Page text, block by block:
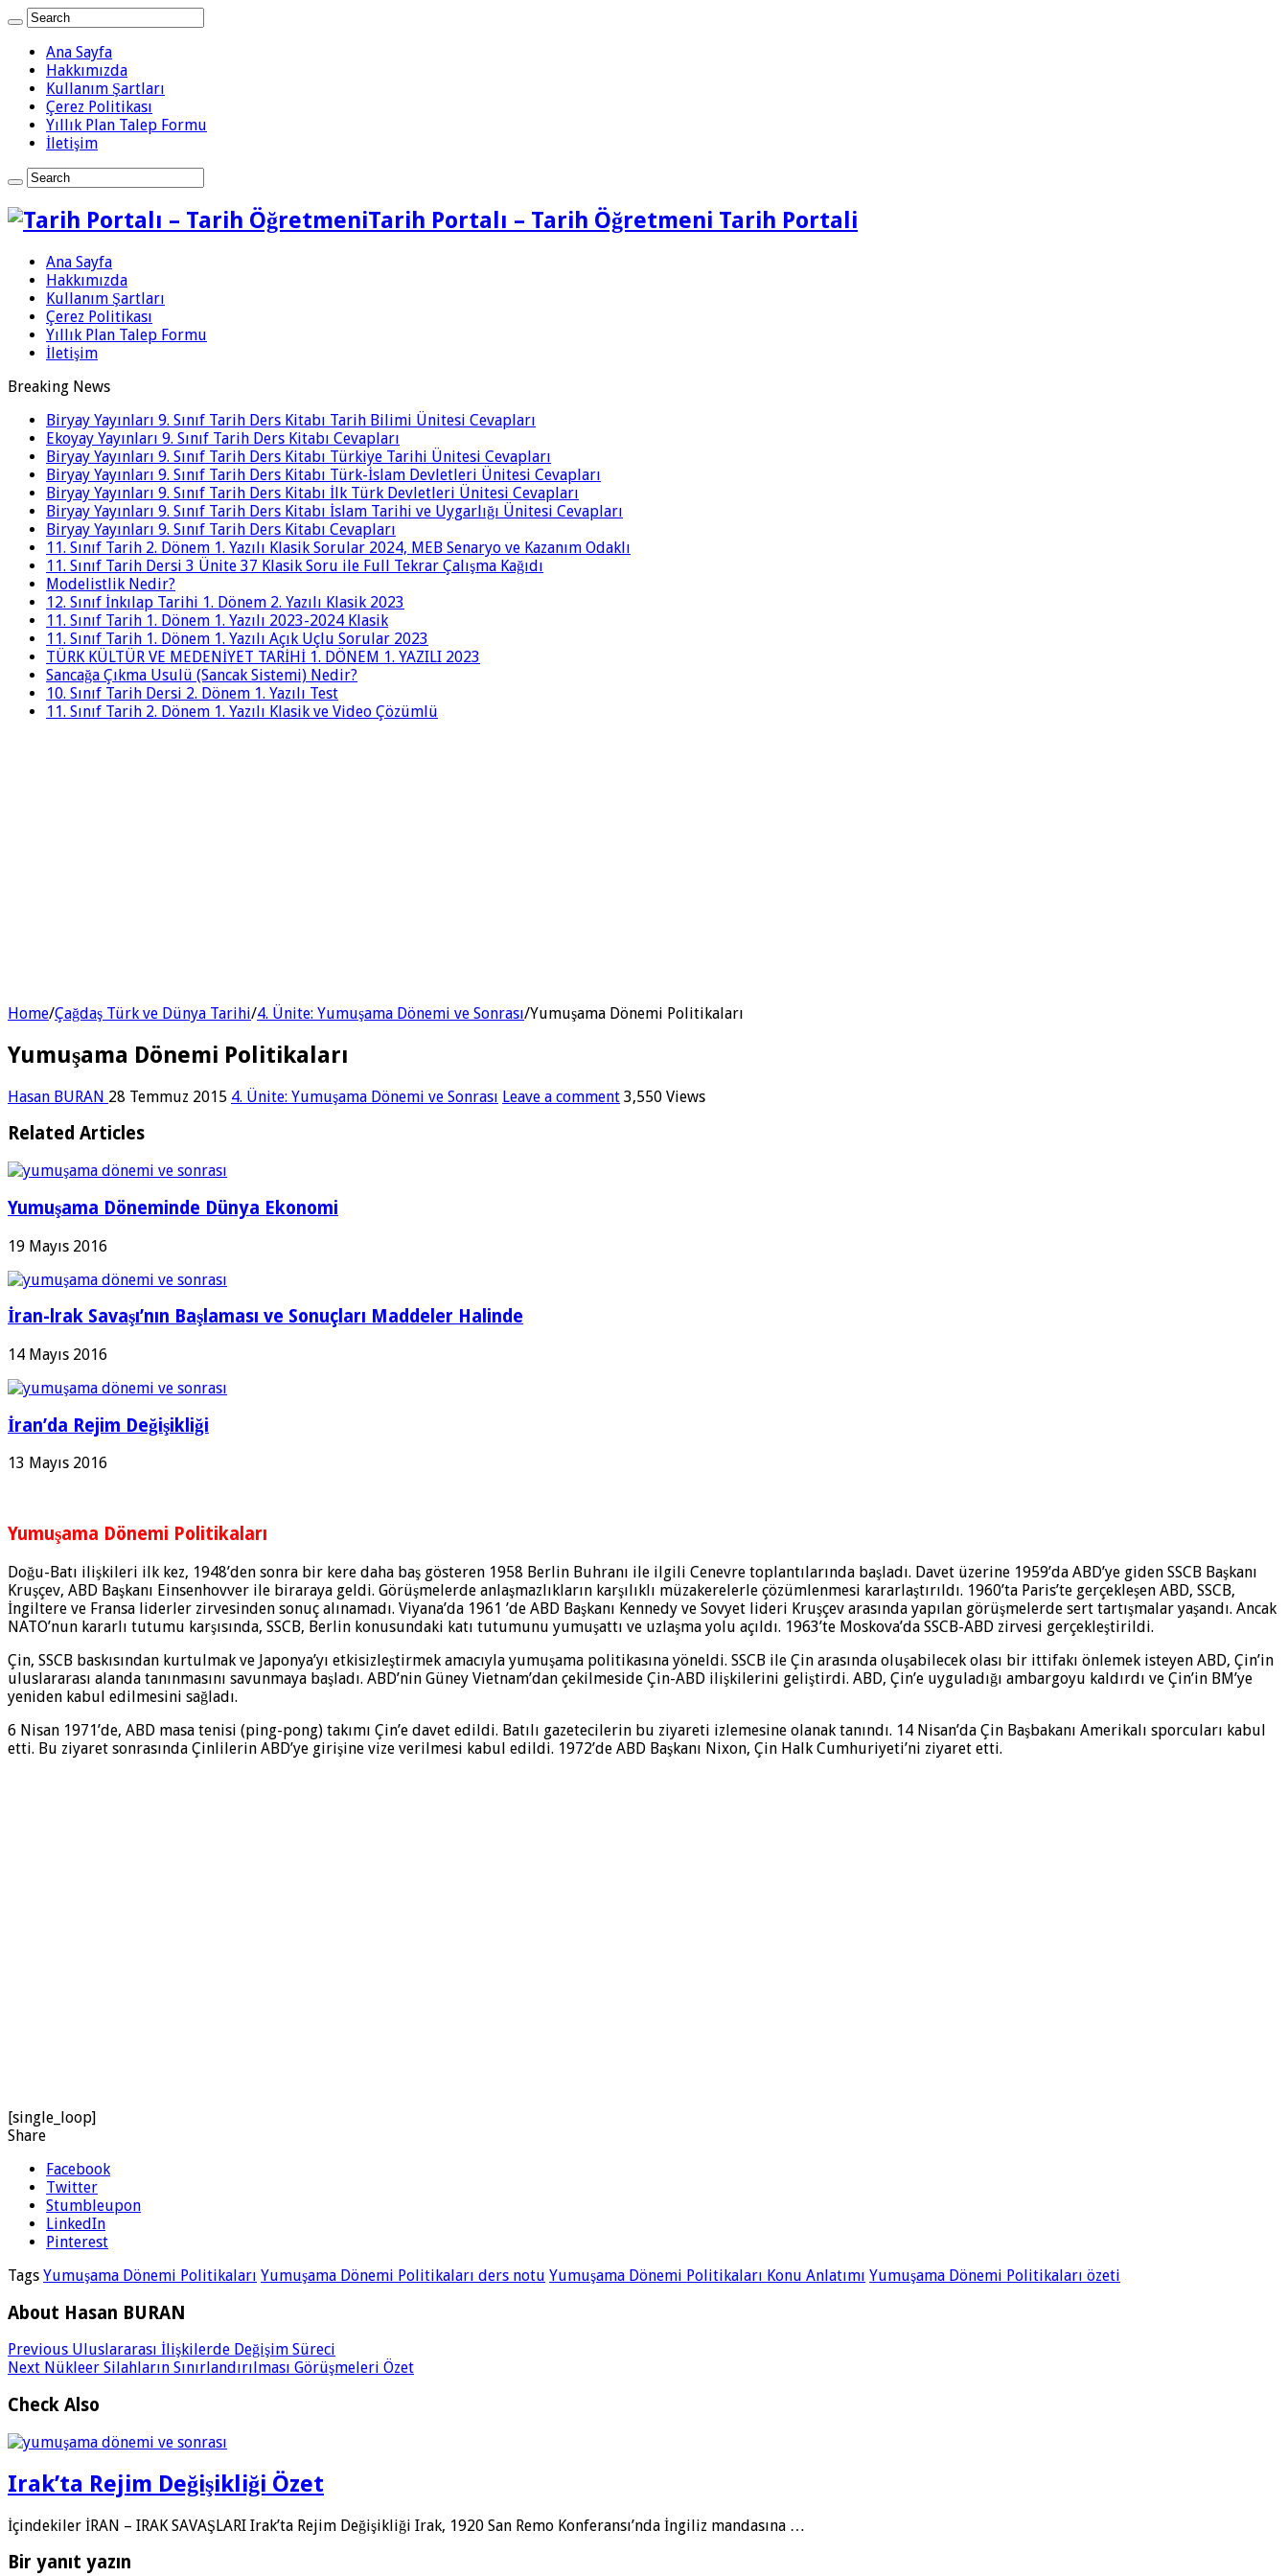
Ana Sayfa
Hakkımızda
Kullanım Şartları
Çerez Politikası
Yıllık Plan Talep Formu
İletişim
Tarih Portalı – Tarih Öğretmeni Tarih Portali
Ana Sayfa
Hakkımızda
Kullanım Şartları
Çerez Politikası
Yıllık Plan Talep Formu
İletişim
Breaking News
Biryay Yayınları 9. Sınıf Tarih Ders Kitabı Tarih Bilimi Ünitesi Cevapları
Ekoyay Yayınları 9. Sınıf Tarih Ders Kitabı Cevapları
Biryay Yayınları 9. Sınıf Tarih Ders Kitabı Türkiye Tarihi Ünitesi Cevapları
Biryay Yayınları 9. Sınıf Tarih Ders Kitabı Türk-İslam Devletleri Ünitesi Cevapları
Biryay Yayınları 9. Sınıf Tarih Ders Kitabı İlk Türk Devletleri Ünitesi Cevapları
Biryay Yayınları 9. Sınıf Tarih Ders Kitabı İslam Tarihi ve Uygarlığı Ünitesi Cevapları
Biryay Yayınları 9. Sınıf Tarih Ders Kitabı Cevapları
11. Sınıf Tarih 2. Dönem 1. Yazılı Klasik Sorular 2024, MEB Senaryo ve Kazanım Odaklı
11. Sınıf Tarih Dersi 3 Ünite 37 Klasik Soru ile Full Tekrar Çalışma Kağıdı
Modelistlik Nedir?
12. Sınıf İnkılap Tarihi 1. Dönem 2. Yazılı Klasik 2023
11. Sınıf Tarih 1. Dönem 1. Yazılı 2023-2024 Klasik
11. Sınıf Tarih 1. Dönem 1. Yazılı Açık Uçlu Sorular 2023
TÜRK KÜLTÜR VE MEDENİYET TARİHİ 1. DÖNEM 1. YAZILI 2023
Sancağa Çıkma Usulü (Sancak Sistemi) Nedir?
10. Sınıf Tarih Dersi 2. Dönem 1. Yazılı Test
11. Sınıf Tarih 2. Dönem 1. Yazılı Klasik ve Video Çözümlü
Home/Çağdaş Türk ve Dünya Tarihi/4. Ünite: Yumuşama Dönemi ve Sonrası/Yumuşama Dönemi Politikaları
Yumuşama Dönemi Politikaları
Hasan BURAN 28 Temmuz 2015 4. Ünite: Yumuşama Dönemi ve Sonrası Leave a comment 3,550 Views
Related Articles
Yumuşama Döneminde Dünya Ekonomi
19 Mayıs 2016
İran-lrak Savaşı’nın Başlaması ve Sonuçları Maddeler Halinde
14 Mayıs 2016
İran’da Rejim Değişikliği
13 Mayıs 2016
Yumuşama Dönemi Politikaları
Doğu-Batı ilişkileri ilk kez, 1948’den sonra bir kere daha baş gösteren 1958 Berlin Buhranı ile ilgili Ce­nevre toplantılarında başladı. Davet üzerine 1959’da ABD’ye giden SSCB Başkanı
Kruşçev, ABD Başkanı Einsenhovver ile biraraya geldi. Görüşmelerde anlaş­mazlıkların karşılıklı müzakerelerle çözümlenmesi ka­rarlaştırıldı. 1960’ta Paris’te gerçekleşen ABD, SSCB,
İngiltere ve Fransa liderler zirvesinden sonuç alınama­dı. Viyana’da 1961 ’de ABD Başkanı Kennedy ve Sov­yet lideri Kruşçev arasında yapılan görüşmelerde sert tartışmalar yaşandı. Ancak
NATO’nun kararlı tutumu karşısında, SSCB, Berlin konusundaki katı tutumunu yumuşattı ve uzlaşma yolu açıldı. 1963’te Moskova’da SSCB-ABD zirvesi gerçekleştirildi.
Çin, SSCB baskısından kurtulmak ve Japonya’yı et­kisizleştirmek amacıyla yumuşama politikasına yö­neldi. SSCB ile Çin arasında oluşabilecek olası bir ittifakı önlemek isteyen ABD, Çin’in
uluslararası alan­da tanınmasını savunmaya başladı. ABD’nin Güney Vietnam’dan çekilmeside Çin-ABD ilişkilerini geliştir­di. ABD, Çin’e uyguladığı ambargoyu kaldırdı ve Çin’in BM’ye
yeniden kabul edilmesini sağladı.
6 Nisan 1971’de, ABD masa tenisi (ping-pong) takımı Çin’e davet edildi. Batılı gazetecilerin bu ziyareti iz­lemesine olanak tanındı. 14 Nisan’da Çin Başbakanı Amerikalı sporcuları kabul
etti. Bu ziyaret sonrasında Çinlilerin ABD’ye girişine vize verilmesi kabul edildi. 1972’de ABD Başkanı Nixon, Çin Halk Cumhuriyeti’ni ziyaret etti.
[single_loop]
Share
Facebook
Twitter
Stumbleupon
LinkedIn
Pinterest
Tags Yumuşama Dönemi Politikaları Yumuşama Dönemi Politikaları ders notu Yumuşama Dönemi Politikaları Konu Anlatımı Yumuşama Dönemi Politikaları özeti
About Hasan BURAN
Previous Uluslararası İlişkilerde Değişim Süreci
Next Nükleer Silahların Sınırlandırılması Görüşmeleri Özet
Check Also
Irak’ta Rejim Değişikliği Özet
İçindekiler İRAN – IRAK SAVAŞLARI Irak’ta Rejim Değişikliği Irak, 1920 San Remo Konferansı’nda İngiliz mandasına …
Bir yanıt yazın